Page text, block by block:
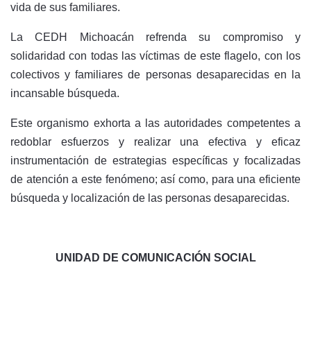
vida de sus familiares.
La CEDH Michoacán refrenda su compromiso y
solidaridad con todas las víctimas de este flagelo, con los
colectivos y familiares de personas desaparecidas en la
incansable búsqueda.
Este organismo exhorta a las autoridades competentes a
redoblar esfuerzos y realizar una efectiva y eficaz
instrumentación de estrategias específicas y focalizadas
de atención a este fenómeno; así como, para una eficiente
búsqueda y localización de las personas desaparecidas.
UNIDAD DE COMUNICACIÓN SOCIAL